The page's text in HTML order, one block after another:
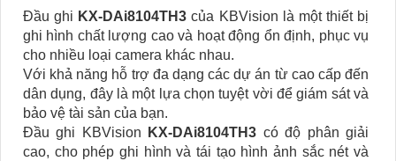
Đầu ghi KX-DAi8104TH3 của KBVision là một thiết bị
ghi hình chất lượng cao và hoạt động ổn định, phục vụ
cho nhiều loại camera khác nhau.
Với khả năng hỗ trợ đa dạng các dự án từ cao cấp đến
dân dụng, đây là một lựa chọn tuyệt vời để giám sát và
bảo vệ tài sản của bạn.
Đầu ghi KBVision
KX-DAi8104TH3 có độ phân giải
cao, cho phép ghi hình và tái tạo hình ảnh sắc nét và